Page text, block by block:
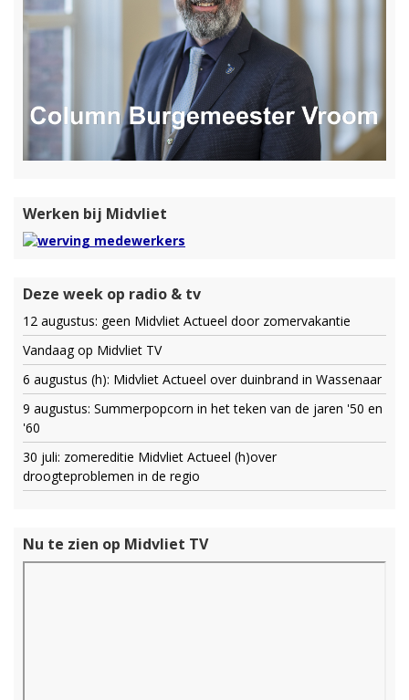
Werken bij Midvliet
Deze week op radio & tv
12 augustus: geen Midvliet Actueel door zomervakantie
Vandaag op Midvliet TV
6 augustus (h): Midvliet Actueel over duinbrand in Wassenaar
9 augustus: Summerpopcorn in het teken van de jaren '50 en
'60
30 juli: zomereditie Midvliet Actueel (h)over
droogteproblemen in de regio
Nu te zien op Midvliet TV